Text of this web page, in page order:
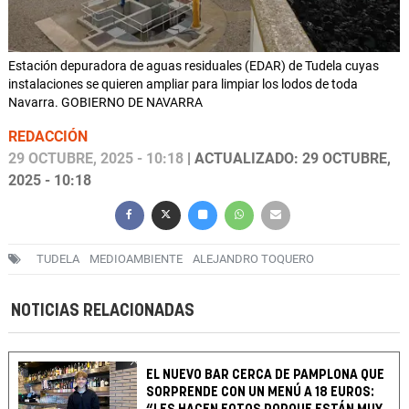
Estación depuradora de aguas residuales (EDAR) de Tudela cuyas
instalaciones se quieren ampliar para limpiar los lodos de toda
Navarra. GOBIERNO DE NAVARRA
REDACCIÓN
29 OCTUBRE, 2025 - 10:18 | ACTUALIZADO: 29 OCTUBRE,
2025 - 10:18
TUDELA MEDIOAMBIENTE ALEJANDRO TOQUERO
NOTICIAS RELACIONADAS
EL NUEVO BAR CERCA DE PAMPLONA QUE
SORPRENDE CON UN MENÚ A 18 EUROS: